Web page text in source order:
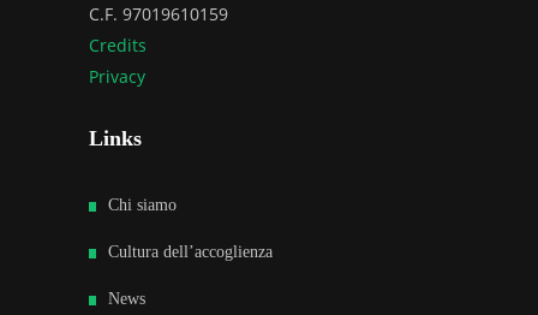
C.F. 97019610159
Credits
Privacy
Links
Chi siamo
Cultura dell’accoglienza
News